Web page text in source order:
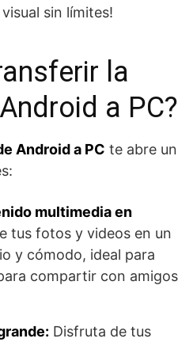
sin límites!
la
a PC?
Android a PC te abre un
multimedia en
tus fotos y videos en un
y cómodo, ideal para
compartir con amigos
Disfruta de tus